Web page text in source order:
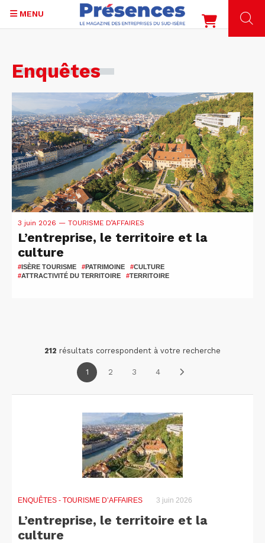
contenu
MENU
Enquêtes
3 juin 2026 — TOURISME D’AFFAIRES
L’entreprise, le territoire et la
culture
#ISÈRE TOURISME #PATRIMOINE #CULTURE
#ATTRACTIVITÉ DU TERRITOIRE #TERRITOIRE
212 résultats correspondent à votre recherche
1 2 3 4
ENQUÊTES - TOURISME D’AFFAIRES 3 juin 2026
L’entreprise, le territoire et la
culture